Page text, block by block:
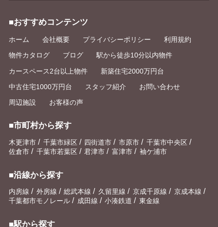
■おすすめコンテンツ
ホーム 会社概要 プライバシーポリシー 利用規約
物件カタログ ブログ 駅から徒歩10分以内物件
カースペース2台以上物件 新築住宅2000万円台
中古住宅1000万円台 スタッフ紹介 お問い合わせ
周辺施設 お客様の声
■市町村から探す
木更津市 / 千葉市緑区 / 四街道市 / 市原市 / 千葉市中央区 /
佐倉市 / 千葉市若葉区 / 君津市 / 富津市 / 袖ケ浦市
■沿線から探す
内房線 / 外房線 / 総武本線 / 久留里線 / 京成千原線 / 京成本線 /
千葉都市モノレール / 成田線 / 小湊鉄道 / 東金線
■駅から探す